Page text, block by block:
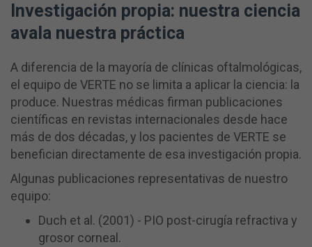
Investigación propia: nuestra ciencia
avala nuestra práctica
A diferencia de la mayoría de clínicas oftalmológicas,
el equipo de VERTE no se limita a aplicar la ciencia: la
produce. Nuestras médicas firman publicaciones
científicas en revistas internacionales desde hace
más de dos décadas, y los pacientes de VERTE se
benefician directamente de esa investigación propia.
Algunas publicaciones representativas de nuestro
equipo:
Duch et al. (2001) - PIO post-cirugía refractiva y
grosor corneal.